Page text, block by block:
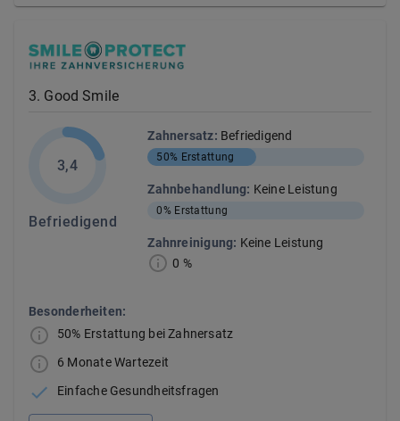
3. Good Smile
3,4
Befriedigend
Zahnersatz: Befriedigend
50% Erstattung
Zahnbehandlung: Keine Leistung
0%Erstattung
Zahnreinigung: Keine Leistung
0 %
Besonderheiten:
50% Erstattung bei Zahnersatz
6 Monate Wartezeit
Einfache Gesundheitsfragen